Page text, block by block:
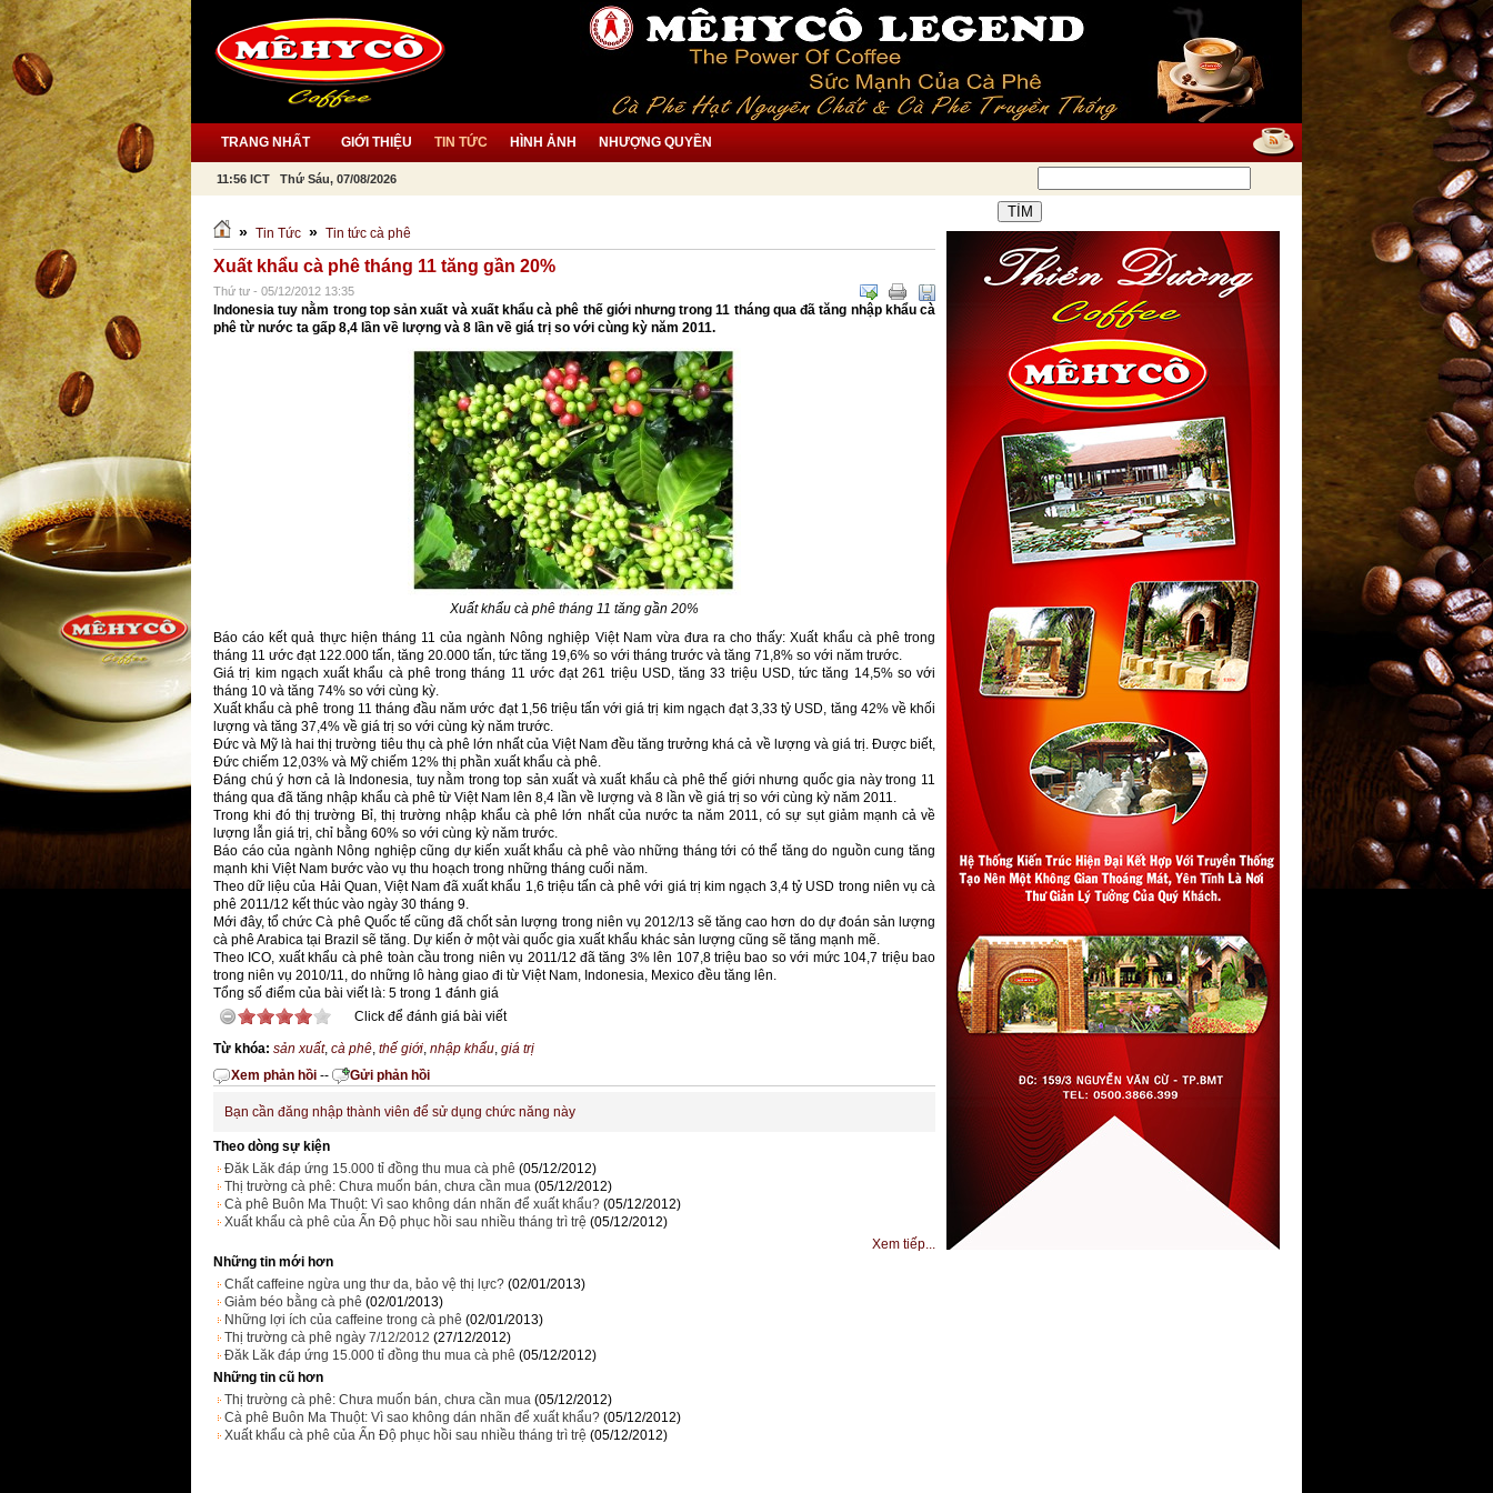
TRANG NHẤT GIỚI THIỆU TIN TỨC HÌNH ẢNH NHƯỢNG QUYỀN
11:56 ICT Thứ Sáu, 07/08/2026
» Tin Tức » Tin tức cà phê
Xuất khẩu cà phê tháng 11 tăng gần 20%
Thứ tư - 05/12/2012 13:35
Indonesia tuy nằm trong top sản xuất và xuất khẩu cà phê thế giới nhưng trong 11 tháng qua đã tăng nhập khẩu cà
phê từ nước ta gấp 8,4 lần về lượng và 8 lần về giá trị so với cùng kỳ năm 2011.
Xuất khẩu cà phê tháng 11 tăng gần 20%
Báo cáo kết quả thực hiện tháng 11 của ngành Nông nghiệp Việt Nam vừa đưa ra cho thấy: Xuất khẩu cà phê trong
tháng 11 ước đạt 122.000 tấn, tăng 20.000 tấn, tức tăng 19,6% so với tháng trước và tăng 71,8% so với năm trước.
Giá trị kim ngạch xuất khẩu cà phê trong tháng 11 ước đạt 261 triệu USD, tăng 33 triệu USD, tức tăng 14,5% so với
tháng 10 và tăng 74% so với cùng kỳ.
Xuất khẩu cà phê trong 11 tháng đầu năm ước đạt 1,56 triệu tấn với giá trị kim ngạch đạt 3,33 tỷ USD, tăng 42% về khối
lượng và tăng 37,4% về giá trị so với cùng kỳ năm trước.
Đức và Mỹ là hai thị trường tiêu thụ cà phê lớn nhất của Việt Nam đều tăng trưởng khá cả về lượng và giá trị. Được biết,
Đức chiếm 12,03% và Mỹ chiếm 12% thị phần xuất khẩu cà phê.
Đáng chú ý hơn cả là Indonesia, tuy nằm trong top sản xuất và xuất khẩu cà phê thế giới nhưng quốc gia này trong 11
tháng qua đã tăng nhập khẩu cà phê từ Việt Nam lên 8,4 lần về lượng và 8 lần về giá trị so với cùng kỳ năm 2011.
Trong khi đó thị trường Bỉ, thị trường nhập khẩu cà phê lớn nhất của nước ta năm 2011, có sự sụt giảm mạnh cả về
lượng lẫn giá trị, chỉ bằng 60% so với cùng kỳ năm trước.
Báo cáo của ngành Nông nghiệp cũng dự kiến xuất khẩu cà phê vào những tháng tới có thể tăng do nguồn cung tăng
mạnh khi Việt Nam bước vào vụ thu hoạch trong những tháng cuối năm.
Theo dữ liệu của Hải Quan, Việt Nam đã xuất khẩu 1,6 triệu tấn cà phê với giá trị kim ngạch 3,4 tỷ USD trong niên vụ cà
phê 2011/12 kết thúc vào ngày 30 tháng 9.
Mới đây, tổ chức Cà phê Quốc tế cũng đã chốt sản lượng trong niên vụ 2012/13 sẽ tăng cao hơn do dự đoán sản lượng
cà phê Arabica tại Brazil sẽ tăng. Dự kiến ở một vài quốc gia xuất khẩu khác sản lượng cũng sẽ tăng mạnh mẽ.
Theo ICO, xuất khẩu cà phê toàn cầu trong niên vụ 2011/12 đã tăng 3% lên 107,8 triệu bao so với mức 104,7 triệu bao
trong niên vụ 2010/11, do những lô hàng giao đi từ Việt Nam, Indonesia, Mexico đều tăng lên.
Tổng số điểm của bài viết là: 5 trong 1 đánh giá
Click để đánh giá bài viết
Từ khóa: sản xuất, cà phê thế giới nhập khẩu giá trị
Xem phản hồi -- Gửi phản hồi
Bạn cần đăng nhập thành viên để sử dụng chức năng này
Theo dòng sự kiện
Đăk Lăk đáp ứng 15.000 tỉ đồng thu mua cà phê (05/12/2012)
Thị trường cà phê: Chưa muốn bán, chưa cần mua (05/12/2012)
Cà phê Buôn Ma Thuột: Vì sao không dán nhãn để xuất khẩu? (05/12/2012)
Xuất khẩu cà phê của Ấn Độ phục hồi sau nhiều tháng trì trệ (05/12/2012)
Xem tiếp...
Những tin mới hơn
Chất caffeine ngừa ung thư da, bảo vệ thị lực? (02/01/2013)
Giảm béo bằng cà phê (02/01/2013)
Những lợi ích của caffeine trong cà phê (02/01/2013)
Thị trường cà phê ngày 7/12/2012 (27/12/2012)
Đăk Lăk đáp ứng 15.000 tỉ đồng thu mua cà phê (05/12/2012)
Những tin cũ hơn
Thị trường cà phê: Chưa muốn bán, chưa cần mua (05/12/2012)
Cà phê Buôn Ma Thuột: Vì sao không dán nhãn để xuất khẩu? (05/12/2012)
Xuất khẩu cà phê của Ấn Độ phục hồi sau nhiều tháng trì trệ (05/12/2012)